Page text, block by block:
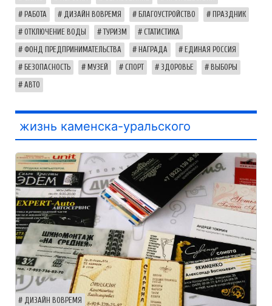
РАБОТА ДИЗАЙН ВОВРЕМЯ БЛАГОУСТРОЙСТВО ПРАЗДНИК
ОТКЛЮЧЕНИЕ ВОДЫ ТУРИЗМ СТАТИСТИКА
ФОНД ПРЕДПРИНИМАТЕЛЬСТВА НАГРАДА ЕДИНАЯ РОССИЯ
БЕЗОПАСНОСТЬ МУЗЕЙ СПОРТ ЗДОРОВЬЕ ВЫБОРЫ
АВТО
жизнь каменска-уральского
ДИЗАЙН ВОВРЕМЯ